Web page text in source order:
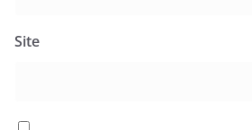
Site